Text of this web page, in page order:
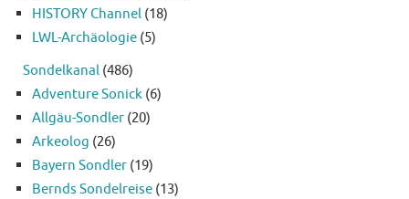
HISTORY Channel (18)
LWL-Archäologie (5)
Sondelkanal (486)
Adventure Sonick (6)
Allgäu-Sondler (20)
Arkeolog (26)
Bayern Sondler (19)
Bernds Sondelreise (13)